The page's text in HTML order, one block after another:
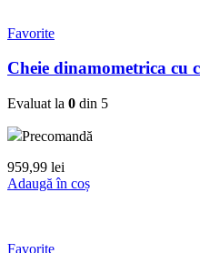
Favorite
Cheie dinamometrica cu
Evaluat la 0 din 5
Precomandă
959,99 lei
Adaugă în coș
Favorite